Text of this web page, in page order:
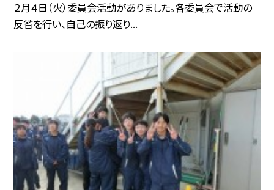
２月４日（火）委員会活動がありました。各委員会で活動の
反省を行い、自己の振り返り...